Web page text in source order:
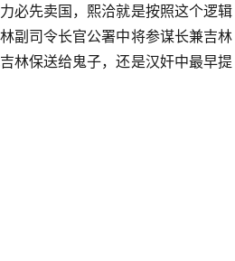
必先卖国，熙洽就是按照这个逻辑
副司令长官公署中将参谋长兼吉林
林保送给鬼子，还是汉奸中最早提